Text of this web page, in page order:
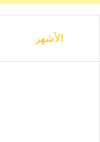
الأشهر